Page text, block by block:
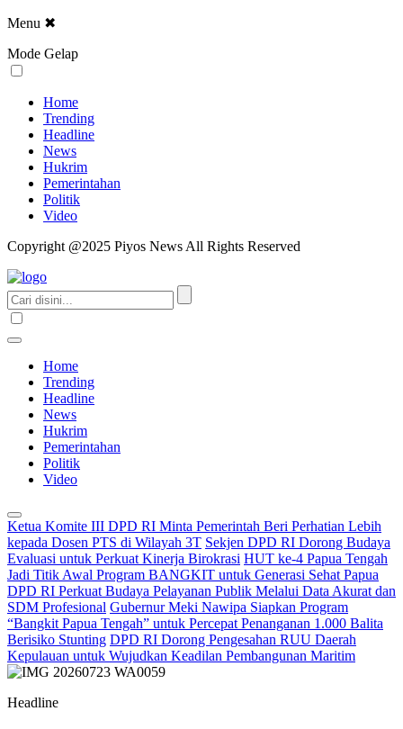
Menu ✖
Mode Gelap
Home
Trending
Headline
News
Hukrim
Pemerintahan
Politik
Video
Copyright @2025 Piyos News All Rights Reserved
Home
Trending
Headline
News
Hukrim
Pemerintahan
Politik
Video
Ketua Komite III DPD RI Minta Pemerintah Beri Perhatian Lebih
kepada Dosen PTS di Wilayah 3T Sekjen DPD RI Dorong Budaya
Evaluasi untuk Perkuat Kinerja Birokrasi HUT ke-4 Papua Tengah
Jadi Titik Awal Program BANGKIT untuk Generasi Sehat Papua
DPD RI Perkuat Budaya Pelayanan Publik Melalui Data Akurat dan
SDM Profesional Gubernur Meki Nawipa Siapkan Program
“Bangkit Papua Tengah” untuk Percepat Penanganan 1.000 Balita
Berisiko Stunting DPD RI Dorong Pengesahan RUU Daerah
Kepulauan untuk Wujudkan Keadilan Pembangunan Maritim
Headline